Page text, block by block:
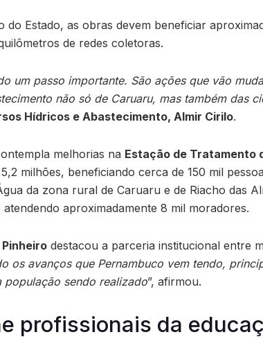
do Estado, as obras devem beneficiar
de redes coletoras.
um passo importante. São ações que vão
não só de Caruaru, mas também das
Hídricos e Abastecimento, Almir Cirilo.
melhorias na Estação de Tratamento
milhões, beneficiando cerca de 150 mil
da zona rural de Caruaru e de Riacho das
atendendo aproximadamente 8 mil moradores.
destacou a parceria institucional entre
os avanços que Pernambuco vem tendo,
população sendo realizado”, afirmou.
profissionais da